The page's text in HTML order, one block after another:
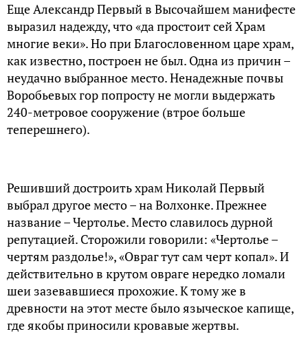
Еще Александр Первый в Высочайшем манифесте
выразил надежду, что «да простоит сей Храм
многие веки». Но при Благословенном царе храм,
как известно, построен не был. Одна из причин –
неудачно выбранное место. Ненадежные почвы
Воробьевых гор попросту не могли выдержать
240-метровое сооружение (втрое больше
теперешнего).
Решивший достроить храм Николай Первый
выбрал другое место – на Волхонке. Прежнее
название – Чертолье. Место славилось дурной
репутацией. Сторожили говорили: «Чертолье –
чертям раздолье!», «Овраг тут сам черт копал». И
действительно в крутом овраге нередко ломали
шеи зазевавшиеся прохожие. К тому же в
древности на этот месте было языческое капище,
где якобы приносили кровавые жертвы.